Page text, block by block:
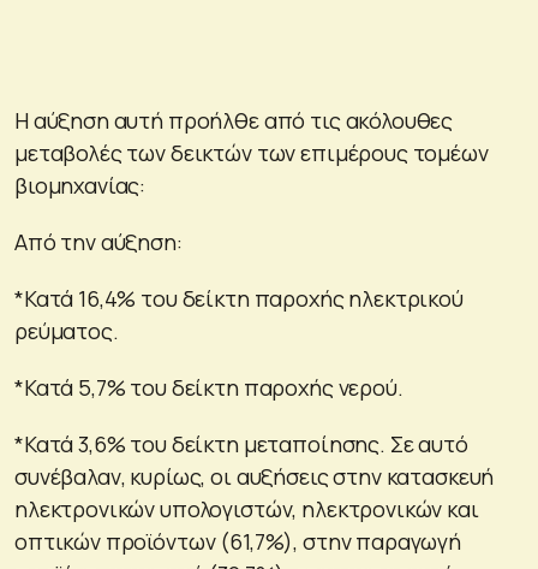
Η αύξηση αυτή προήλθε από τις ακόλουθες
μεταβολές των δεικτών των επιμέρους τομέων
βιομηχανίας:
Από την αύξηση:
*Κατά 16,4% του δείκτη παροχής ηλεκτρικού
ρεύματος.
*Κατά 5,7% του δείκτη παροχής νερού.
*Κατά 3,6% του δείκτη μεταποίησης. Σε αυτό
συνέβαλαν, κυρίως, οι αυξήσεις στην κατασκευή
ηλεκτρονικών υπολογιστών, ηλεκτρονικών και
οπτικών προϊόντων (61,7%), στην παραγωγή